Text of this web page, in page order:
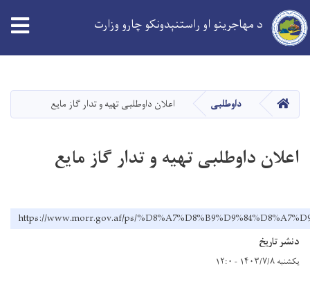
main
content
د مهاجرینو او راستنېدونکو چارو وزارت
کورپاڼه داوطلبی اعلان داوطلبی تهیه و تدار گاز مایع
اعلان داوطلبی تهیه و تدار گاز مایع
https://www.morr.gov.af/ps/
دنشر تاریخ
یکشنبه ۱۴۰۳/۷/۸ - ۱۲:۰